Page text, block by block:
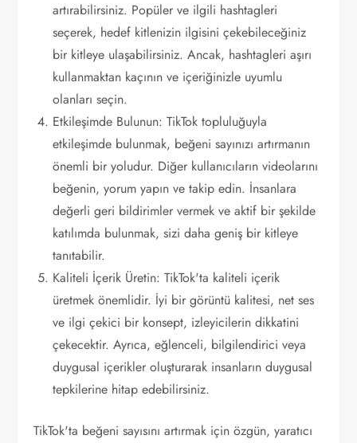
artırabilirsiniz. Popüler ve ilgili hashtagleri
seçerek, hedef kitlenizin ilgisini çekebileceğiniz
bir kitleye ulaşabilirsiniz. Ancak, hashtagleri aşırı
kullanmaktan kaçının ve içeriğinizle uyumlu
olanları seçin.
Etkileşimde Bulunun: TikTok topluluğuyla
etkileşimde bulunmak, beğeni sayınızı artırmanın
önemli bir yoludur. Diğer kullanıcıların videolarını
beğenin, yorum yapın ve takip edin. İnsanlara
değerli geri bildirimler vermek ve aktif bir şekilde
katılımda bulunmak, sizi daha geniş bir kitleye
tanıtabilir.
Kaliteli İçerik Üretin: TikTok'ta kaliteli içerik
üretmek önemlidir. İyi bir görüntü kalitesi, net ses
ve ilgi çekici bir konsept, izleyicilerin dikkatini
çekecektir. Ayrıca, eğlenceli, bilgilendirici veya
duygusal içerikler oluşturarak insanların duygusal
tepkilerine hitap edebilirsiniz.
TikTok'ta beğeni sayısını artırmak için özgün, yaratıcı